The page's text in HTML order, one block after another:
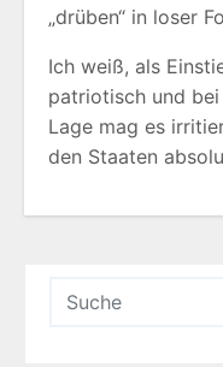
„drüben“ in loser
Ich weiß, als
patriotisch und
Lage mag es
den Staaten